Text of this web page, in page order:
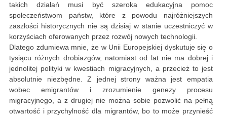
takich działań musi być szeroka edukacyjna pomoc
społeczeństwom państw, które z powodu najróżniejszych
zaszłości historycznych nie są dzisiaj w stanie uczestniczyć w
korzyściach oferowanych przez rozwój nowych technologii.
Dlatego zdumiewa mnie, że w Unii Europejskiej dyskutuje się o
tysiącu różnych drobiazgów, natomiast od lat nie ma dobrej i
jednolitej polityki w kwestiach migracyjnych, a przecież to jest
absolutnie niezbędne. Z jednej strony ważna jest empatia
wobec emigrantów i zrozumienie genezy procesu
migracyjnego, a z drugiej nie można sobie pozwolić na pełną
otwartość i przychylność dla migrantów, bo to może przynieść